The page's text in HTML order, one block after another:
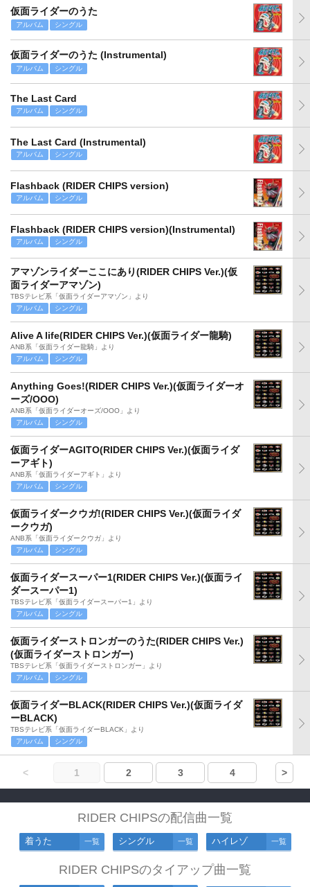
仮面ライダーのうた
アルバム シングル
仮面ライダーのうた (Instrumental)
アルバム シングル
The Last Card
アルバム シングル
The Last Card (Instrumental)
アルバム シングル
Flashback (RIDER CHIPS version)
アルバム シングル
Flashback (RIDER CHIPS version)(Instrumental)
アルバム シングル
アマゾンライダーここにあり(RIDER CHIPS Ver.)(仮
面ライダーアマゾン)
TBSテレビ系「仮面ライダーアマゾン」より
アルバム
シングル
Alive A life(RIDER CHIPS Ver.)(仮面ライダー龍騎)
ANB系「仮面ライダー龍騎」より
アルバム
シングル
Anything Goes!(RIDER CHIPS Ver.)(仮面ライダーオ
ーズ/OOO)
ANB系「仮面ライダーオーズ/OOO」より
アルバム
シングル
仮面ライダーAGITO(RIDER CHIPS Ver.)(仮面ライダ
ーアギト)
ANB系「仮面ライダーアギト」より
アルバム
シングル
仮面ライダークウガ!(RIDER CHIPS Ver.)(仮面ライダ
ークウガ)
ANB系「仮面ライダークウガ」より
アルバム
シングル
仮面ライダースーパー1(RIDER CHIPS Ver.)(仮面ライ
ダースーパー1)
TBSテレビ系「仮面ライダースーパー1」より
アルバム
シングル
仮面ライダーストロンガーのうた(RIDER CHIPS Ver.)
(仮面ライダーストロンガー)
TBSテレビ系「仮面ライダーストロンガー」より
アルバム
シングル
仮面ライダーBLACK(RIDER CHIPS Ver.)(仮面ライダ
ーBLACK)
TBSテレビ系「仮面ライダーBLACK」より
アルバム
シングル
< 1 2 3 4 >
RIDER CHIPSの配信曲一覧
着うた 一覧 シングル 一覧 ハイレゾ 一覧
RIDER CHIPSのタイアップ曲一覧